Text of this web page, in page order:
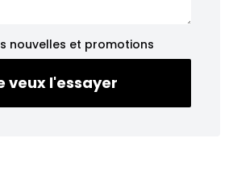
nouvelles et promotions
veux l'essayer